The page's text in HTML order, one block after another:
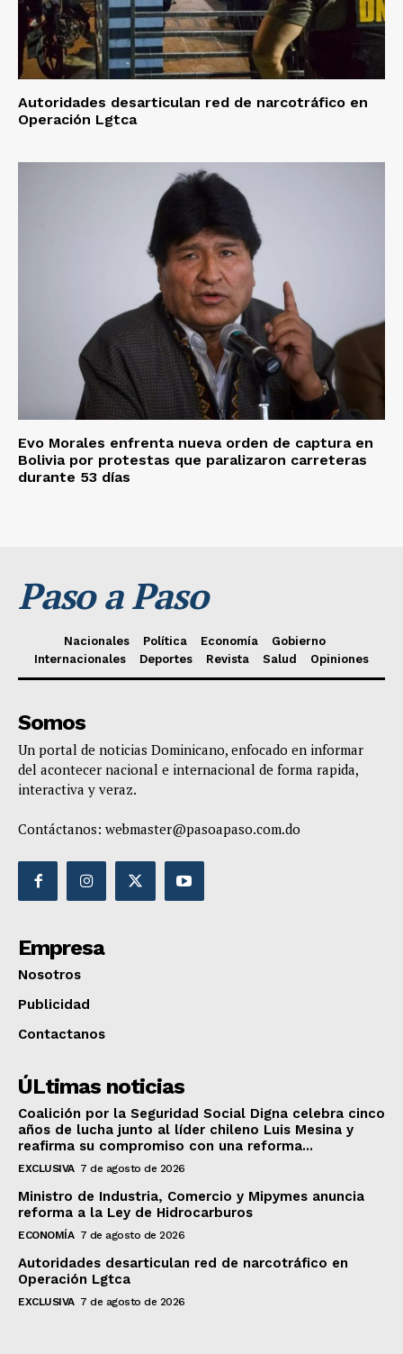
Autoridades desarticulan red de narcotráfico en
Operación Lgtca
Evo Morales enfrenta nueva orden de captura en
Bolivia por protestas que paralizaron carreteras
durante 53 días
Paso a Paso
Nacionales Política Economía
Gobierno
Internacionales
Deportes Revista Salud Opiniones
Somos
Un portal de noticias Dominicano, enfocado en informar
del acontecer nacional e internacional de forma rapida,
interactiva y veraz.
Contáctanos: webmaster@pasoapaso.com.do
Empresa
Nosotros
Publicidad
Contactanos
ÚLtimas noticias
Coalición por la Seguridad Social Digna celebra cinco
años de lucha junto al líder chileno Luis Mesina y
reafirma su compromiso con una reforma...
EXCLUSIVA 7 de agosto de 2026
Ministro de Industria, Comercio y Mipymes anuncia
reforma a la Ley de Hidrocarburos
ECONOMÍA 7 de agosto de 2026
Autoridades desarticulan red de narcotráfico en
Operación Lgtca
EXCLUSIVA 7 de agosto de 2026